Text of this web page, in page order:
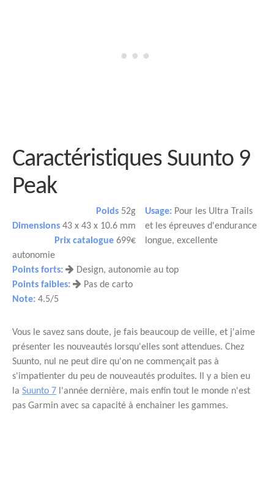
Caractéristiques Suunto 9
Peak
Poids 52g
Dimensions 43 x 43 x 10.6 mm
Prix catalogue 699€
Usage: Pour les Ultra Trails
et les épreuves d'endurance
longue, excellente
autonomie
Points forts:
Design, autonomie au top
Points faibles:
Pas de carto
Note: 4.5/5
Vous le savez sans doute, je fais beaucoup de veille, et j'aime
présenter les nouveautés lorsqu'elles sont attendues. Chez
Suunto, nul ne peut dire qu'on ne commençait pas à
s'impatienter du peu de nouveautés produites. Il y a bien eu
la Suunto 7 l'année dernière, mais enfin tout le monde n'est
pas Garmin avec sa capacité à enchainer les gammes.